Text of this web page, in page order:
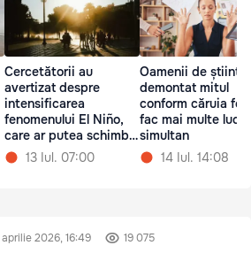
Cercetătorii au
avertizat despre
intensificarea
fenomenului El Niño,
care ar putea schimba
vremea pe Pământ
13 Iul. 07:00
Oamenii de știință
demontat mitul
conform căruia
fac mai multe
simultan
14 Iul. 14:08
aprilie 2026, 16:49 19 075